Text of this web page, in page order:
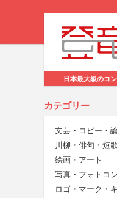
日本最大級のコ
カテゴリー
文芸・コピー・
川柳・俳句・短歌
絵画・アート
写真・フォトコン
ロゴ・マーク・